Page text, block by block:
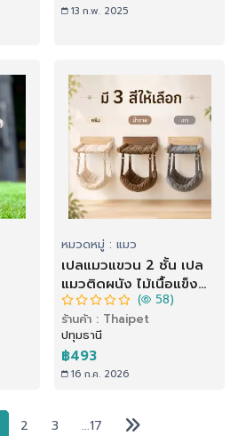
13 ก.พ. 2025
หมวดหมู่ : แมว
เปลแมวแขวน 2 ชั้น เปล
แมวติดผนัง ไม้เนื้อแข็ง
ถอดประกอบได้ เตียงแมว
แขวน ผ้าระบายอากาศ ติด
ตั้งง่าย รับน้ำหนัก 28 กก.
( 58)
ร้านค้า : Thaipet
ปทุมธานี
฿493
16 ก.ค. 2026
2 3 ...17